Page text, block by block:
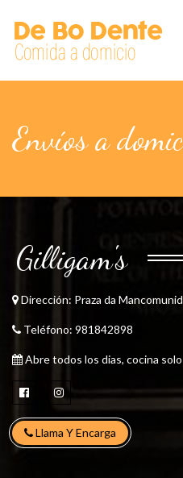
Envíos a
Gilligam's
Dirección: Praza da
Teléfono: 981842898
Abre todos los dias, cocina
Llama Y Encarga